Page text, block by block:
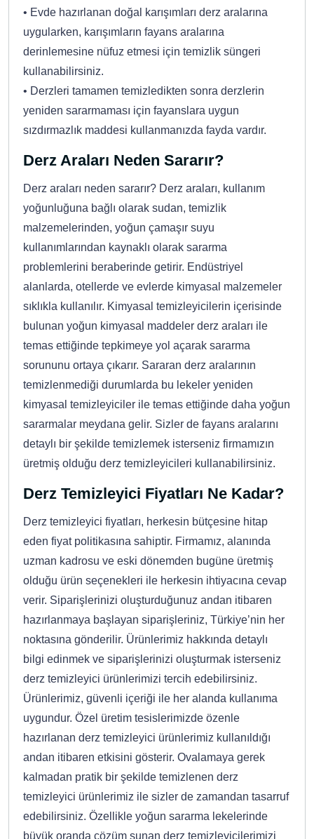
• Evde hazırlanan doğal karışımları derz aralarına
uygularken, karışımların fayans aralarına
derinlemesine nüfuz etmesi için temizlik süngeri
kullanabilirsiniz.
• Derzleri tamamen temizledikten sonra derzlerin
yeniden sararmaması için fayanslara uygun
sızdırmazlık maddesi kullanmanızda fayda vardır.
Derz Araları Neden Sararır?
Derz araları neden sararır? Derz araları, kullanım
yoğunluğuna bağlı olarak sudan, temizlik
malzemelerinden, yoğun çamaşır suyu
kullanımlarından kaynaklı olarak sararma
problemlerini beraberinde getirir. Endüstriyel
alanlarda, otellerde ve evlerde kimyasal malzemeler
sıklıkla kullanılır. Kimyasal temizleyicilerin içerisinde
bulunan yoğun kimyasal maddeler derz araları ile
temas ettiğinde tepkimeye yol açarak sararma
sorununu ortaya çıkarır. Sararan derz aralarının
temizlenmediği durumlarda bu lekeler yeniden
kimyasal temizleyiciler ile temas ettiğinde daha yoğun
sararmalar meydana gelir. Sizler de fayans aralarını
detaylı bir şekilde temizlemek isterseniz firmamızın
üretmiş olduğu derz temizleyicileri kullanabilirsiniz.
Derz Temizleyici Fiyatları Ne Kadar?
Derz temizleyici fiyatları, herkesin bütçesine hitap
eden fiyat politikasına sahiptir. Firmamız, alanında
uzman kadrosu ve eski dönemden bugüne üretmiş
olduğu ürün seçenekleri ile herkesin ihtiyacına cevap
verir. Siparişlerinizi oluşturduğunuz andan itibaren
hazırlanmaya başlayan siparişleriniz, Türkiye’nin her
noktasına gönderilir. Ürünlerimiz hakkında detaylı
bilgi edinmek ve siparişlerinizi oluşturmak isterseniz
derz temizleyici ürünlerimizi tercih edebilirsiniz.
Ürünlerimiz, güvenli içeriği ile her alanda kullanıma
uygundur. Özel üretim tesislerimizde özenle
hazırlanan derz temizleyici ürünlerimiz kullanıldığı
andan itibaren etkisini gösterir. Ovalamaya gerek
kalmadan pratik bir şekilde temizlenen derz
temizleyici ürünlerimiz ile sizler de zamandan tasarruf
edebilirsiniz. Özellikle yoğun sararma lekelerinde
büyük oranda çözüm sunan derz temizleyicilerimizi